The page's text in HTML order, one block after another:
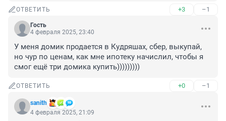
ОТВЕТИТЬ +3 –1
Гость
4 февраля 2025, 23:40
У меня домик продается в Кудряшах, сбер, выкупай,
но чур по ценам, как мне ипотеку начислил, чтобы я
смог ещё три домика купить)))))))))
ОТВЕТИТЬ +0 –1
sanith
4 февраля 2025, 21:09